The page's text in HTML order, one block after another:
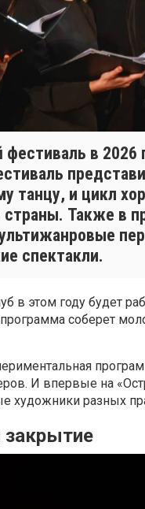
фестиваль в
танцу, и цикл
страны. Также в
спектакли.
в этом году будет
соберет
И впервые на
художники разных